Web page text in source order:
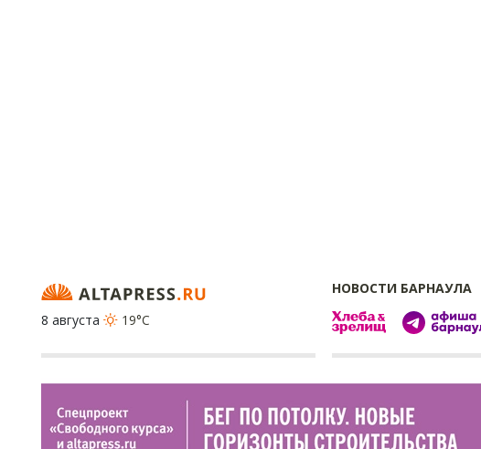
НОВОСТИ БАРНАУЛА
8 августа
19°C